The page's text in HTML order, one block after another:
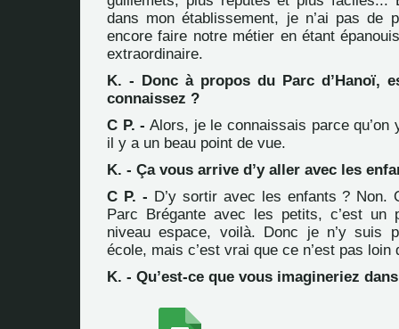
dans mon établissement, je n’ai pas de
encore faire notre métier en étant
extraordinaire.
K. - Donc à propos du Parc d’Hanoï,
connaissez ?
C P. - Alors, je le connaissais parce qu’on
il y a un beau point de vue.
K. - Ça vous arrive d’y aller avec les
C P. - D’y sortir avec les enfants ? Non.
Parc Brégante avec les petits, c’est un
niveau espace, voilà. Donc je n’y suis
école, mais c’est vrai que ce n’est pas loin
K. - Qu’est-ce que vous imagineriez